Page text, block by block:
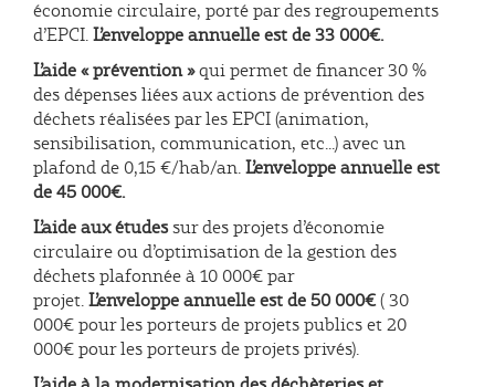
économie circulaire, porté par des regroupements
d’EPCI.L’enveloppe annuelle est de 33 000€.
L’aide « prévention »qui permet de financer 30 %
des dépenses liées aux actions de prévention des
déchets réalisées par les EPCI (animation,
sensibilisation, communication, etc...) avec un
plafond de 0,15 €/hab/an.L’enveloppe annuelle est
de 45 000€.
L’aide aux étudessur des projets d’économie
circulaire ou d’optimisation de la gestion des
déchets plafonnée à 10 000€ par
projet.L’enveloppe annuelle est de 50 000€( 30
000€ pour les porteurs de projets publics et 20
000€ pour les porteurs de projets privés).